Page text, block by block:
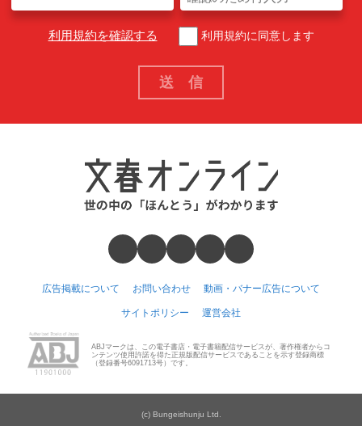
利用規約を確認する 利用規約に同意します
広告掲載について お問い合わせ 動画・バナー広告について
サイトポリシー 運営会社
ABJマークは、この電子書店・電子書籍配信サービスが、著作権者からコ
ンテンツ使用許諾を得た正規版配信サービスであることを示す登録商標
（登録番号6091713号）です。
(c) Bungeishunju Ltd.